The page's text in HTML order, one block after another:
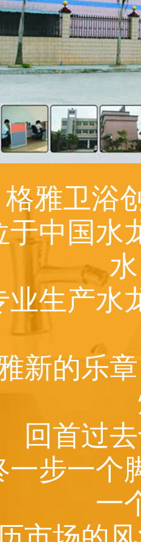
格雅卫浴
于中国水
业生产水
新的乐
回首过
一步一个
一